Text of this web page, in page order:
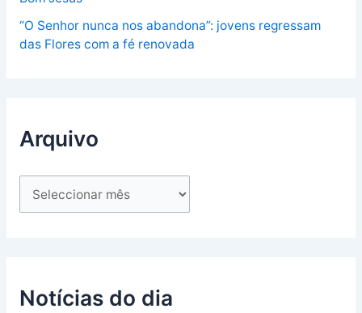
“O Senhor nunca nos abandona”: jovens regressam
das Flores com a fé renovada
Arquivo
Notícias do dia